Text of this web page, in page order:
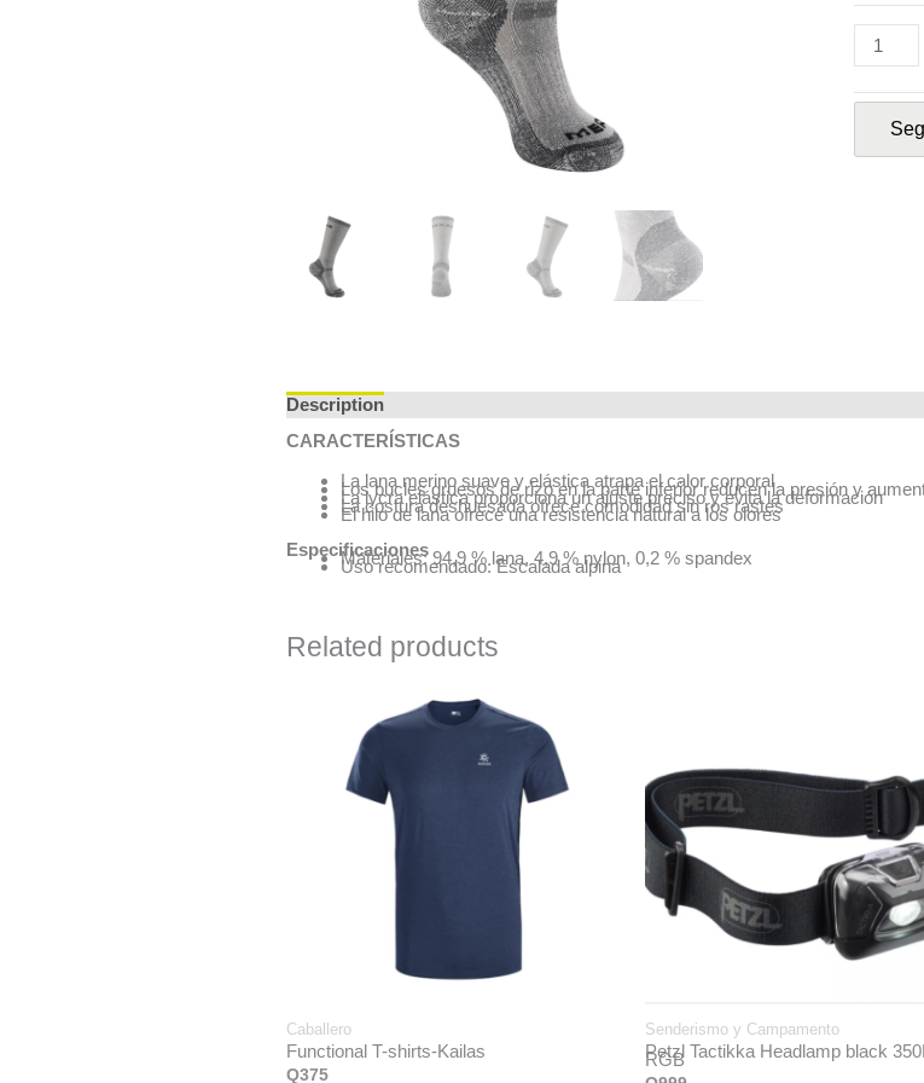
Description
CARACTERÍSTICAS
La lana merino suave y elástica atrapa el calor corporal
Los bucles gruesos de rizo en la parte inferior reducen la presión y
La lycra elástica proporciona un ajuste preciso y evita la deformación
La costura deshuesada ofrece comodidad sin ros rastes
El hilo de lana ofrece una resistencia natural a los olores
Especificaciones
Materiales: 94,9 % lana, 4,9 % nylon, 0,2 % spandex
Uso recomendado: Escalada alpina
Related products
Caballero
Functional T-shirts-Kailas
Q375
Senderismo y Campamento
Petzl Tactikka Headlamp black
RGB